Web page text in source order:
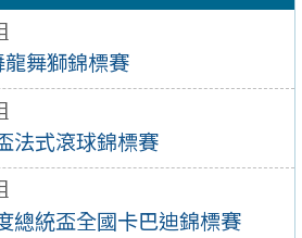
舞獅錦標賽
法式滾球錦標賽
總統盃全國卡巴迪錦標賽